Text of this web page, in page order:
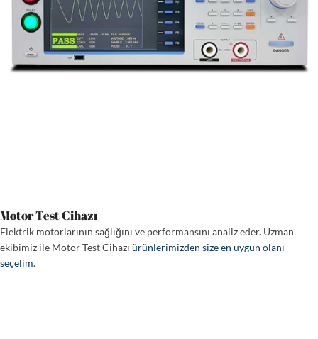
Motor Test Cihazı
Elektrik motorlarının sağlığını ve performansını analiz eder. Uzman
ekibimiz ile Motor Test Cihazı ürünlerimizden size en uygun olanı
seçelim.